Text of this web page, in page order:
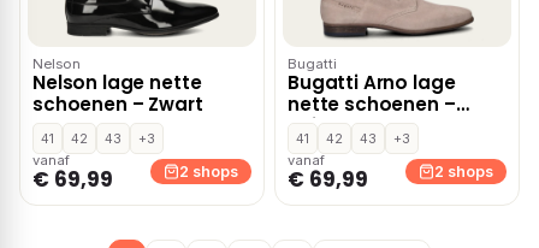
Nelson
Nelson lage nette
schoenen – Zwart
41 42 43
+3
vanaf
€ 69,99 2 shops
Bugatti
Bugatti Arno lage
nette schoenen –
Beige
41 42 43
+3
vanaf
€ 69,99 2 shops